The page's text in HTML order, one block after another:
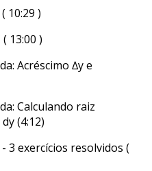
10:29 )
13:00 )
Acréscimo ∆y e
Calculando raiz
(4:12)
3 exercícios resolvidos (